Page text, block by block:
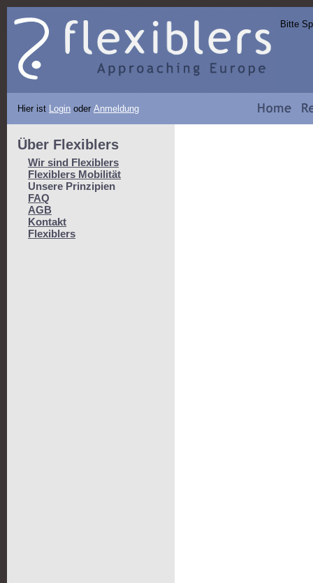
Bitte
Hier ist Login oder Anmeldung
Über Flexiblers
Wir sind Flexiblers
Flexiblers Mobilität
Unsere Prinzipien
FAQ
AGB
Kontakt
Flexiblers